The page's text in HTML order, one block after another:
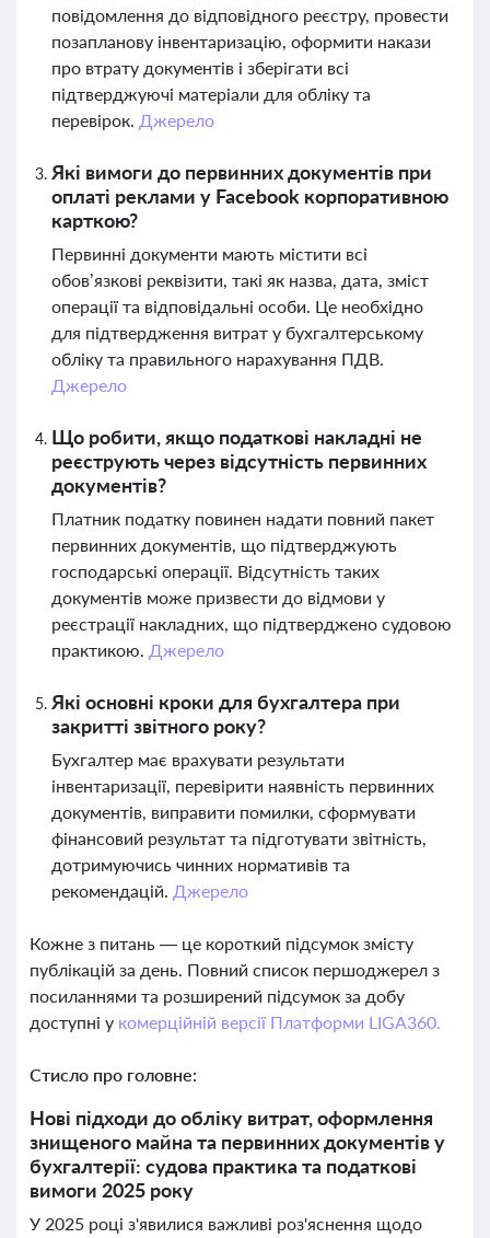
повідомлення до відповідного реєстру, провести
позапланову інвентаризацію, оформити накази
про втрату документів і зберігати всі
підтверджуючі матеріали для обліку та
перевірок. Джерело
Які вимоги до первинних документів при
оплаті реклами у Facebook корпоративною
карткою?
Первинні документи мають містити всі
обов’язкові реквізити, такі як назва, дата, зміст
операції та відповідальні особи. Це необхідно
для підтвердження витрат у бухгалтерському
обліку та правильного нарахування ПДВ.
Джерело
Що робити, якщо податкові накладні не
реєструють через відсутність первинних
документів?
Платник податку повинен надати повний пакет
первинних документів, що підтверджують
господарські операції. Відсутність таких
документів може призвести до відмови у
реєстрації накладних, що підтверджено судовою
практикою. Джерело
Які основні кроки для бухгалтера при
закритті звітного року?
Бухгалтер має врахувати результати
інвентаризації, перевірити наявність первинних
документів, виправити помилки, сформувати
фінансовий результат та підготувати звітність,
дотримуючись чинних нормативів та
рекомендацій. Джерело
Кожне з питань — це короткий підсумок змісту
публікацій за день. Повний список першоджерел з
посиланнями та розширений підсумок за добу
доступні у комерційній версії Платформи LIGA360.
Стисло про головне:
Нові підходи до обліку витрат, оформлення
знищеного майна та первинних документів у
бухгалтерії: судова практика та податкові
вимоги 2025 року
У 2025 році з'явилися важливі роз'яснення щодо